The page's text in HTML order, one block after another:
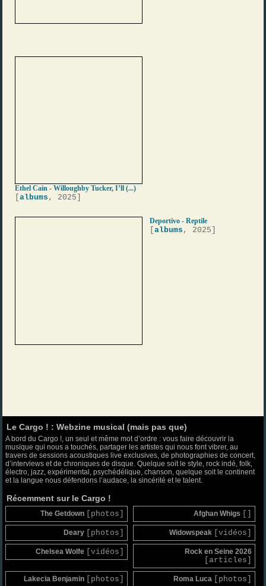
Ethel Cain - Willoughby Tucker, I’ll (...)
[albums , 2025]
Deportivo - Reptile
[albums , 2025]
Le Cargo ! : Webzine musical (mais pas que)
A bord du Cargo !, un seul et même mot d’ordre : vous faire découvrir la
musique qui nous a touchés, partager les artistes qui nous font vibrer, au
travers de sessions acoustiques live exclusives, de photographies de concert,
d’interviews et de chroniques de disque. Quelque soit le style, rock indé, folk,
électro, jazz, expérimental, psychédélique, chanson, quelque soit le continent
et la langue nous défendons l’audace, la sincérité et le talent.
Récemment sur le Cargo !
The Getdown [photos] Afghan Whigs
Deary [photos] Widowspeak [vidéos]
Chelsea Wolfe [vidéos] Rock en Seine 2026
[articles]
Lakecia Benjamin [photos] Roma Luca [photos]